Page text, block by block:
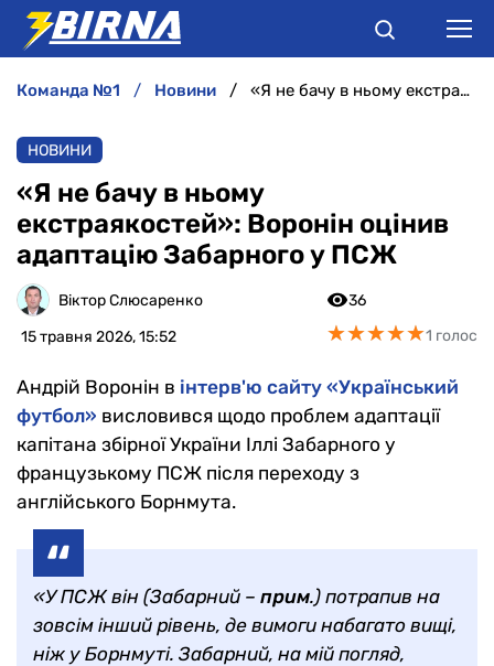
АНАЛІТИКА
ІНТЕРВ'Ю
РІЗНЕ
БУКМЕКЕРИ
команда №1 новини «Я не бачу в ньому екстраякостей»: Воронін оцінив адаптацію Забарного у ПСЖ
НОВИНИ
«Я не бачу в ньому
екстраякостей»: Воронін оцінив
адаптацію Забарного у ПСЖ
Віктор Слюсаренко
15 травня 2026, 15:52
36
★★★★★
★★★★★1 голос
Андрій Воронін в інтерв'ю сайту «Український
футбол» висловився щодо проблем адаптації
капітана збірної України Іллі Забарного у
французькому ПСЖ після переходу з
англійського Борнмута.
«У ПСЖ він (Забарний – прим.) потрапив на
зовсім інший рівень, де вимоги набагато вищі,
ніж у Борнмуті. Забарний, на мій погляд,